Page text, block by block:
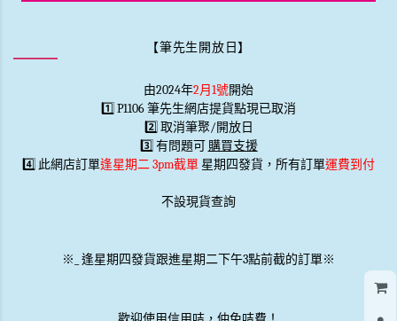
【筆先生開放日】
由2024年2月1號開始
1️⃣ P1106 筆先生網店提貨點現已取消
2️⃣ 取消筆聚/開放日
3️⃣ 有問題可 購買支援
4️⃣ 此網店訂單逢星期二 3pm截單 星期四發貨，所有訂單運費到付
不設現貨查詢
※ 逢星期四發貨跟進星期二下午3點前截的訂單※